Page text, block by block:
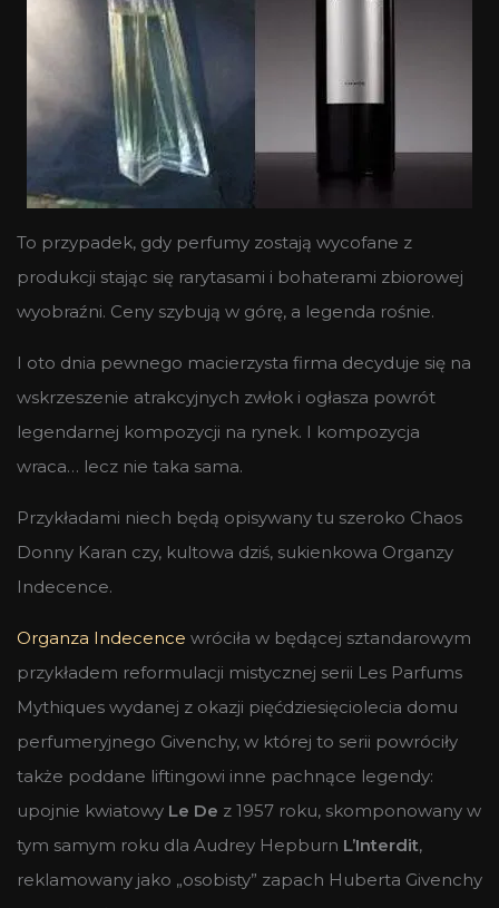
To przypadek, gdy perfumy zostają wycofane z
produkcji stając się rarytasami i bohaterami zbiorowej
wyobraźni. Ceny szybują w górę, a legenda rośnie.
I oto dnia pewnego macierzysta firma decyduje się na
wskrzeszenie atrakcyjnych zwłok i ogłasza powrót
legendarnej kompozycji na rynek. I kompozycja
wraca… lecz nie taka sama.
Przykładami niech będą opisywany tu szeroko Chaos
Donny Karan czy, kultowa dziś, sukienkowa Organzy
Indecence.
Organza Indecence wróciła w będącej sztandarowym
przykładem reformulacji mistycznej serii Les Parfums
Mythiques wydanej z okazji pięćdziesięciolecia domu
perfumeryjnego Givenchy, w której to serii powróciły
także poddane liftingowi inne pachnące legendy:
upojnie kwiatowy Le De z 1957 roku, skomponowany w
tym samym roku dla Audrey Hepburn L’Interdit,
reklamowany jako „osobisty” zapach Huberta Givenchy